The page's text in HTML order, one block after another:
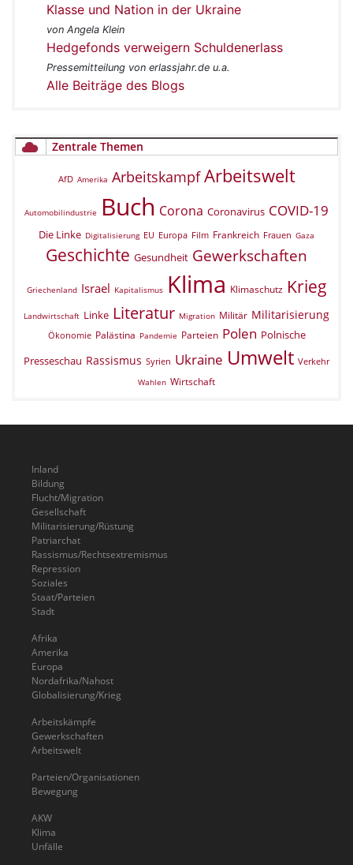
Klasse und Nation in der Ukraine
von Angela Klein
Hedgefonds verweigern Schuldenerlass
Pressemitteilung von erlassjahr.de u.a.
Alle Beiträge des Blogs
Zentrale Themen
AfD Amerika Arbeitskampf Arbeitswelt
Automobilindustrie Buch Corona Coronavirus COVID-19
Die Linke Digitalisierung EU Europa Film Frankreich Frauen Gaza
Geschichte Gesundheit Gewerkschaften
Griechenland Israel Kapitalismus Klima Klimaschutz Krieg
Landwirtschaft Linke Literatur Migration Militär Militarisierung
Ökonomie Palästina Pandemie Parteien Polen Polnische
Presseschau Rassismus Syrien Ukraine Umwelt Verkehr
Wahlen Wirtschaft
Inland
Bildung
Flucht/Migration
Gesellschaft
Militarisierung/Rüstung
Patriarchat
Rassismus/Rechtsextremismus
Repression
Soziales
Staat/Parteien
Stadt
Afrika
Amerika
Europa
Nordafrika/Nahost
Globalisierung/Krieg
Arbeitskämpfe
Gewerkschaften
Arbeitswelt
Parteien/Organisationen
Bewegung
AKW
Klima
Unfälle